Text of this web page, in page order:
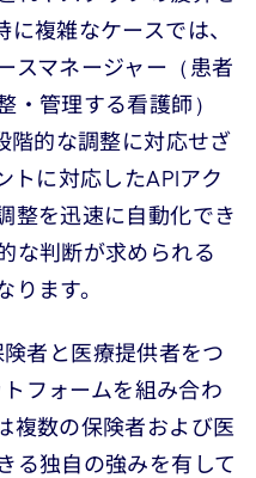
複雑なケースでは、
スマネージャー（患者
・管理する看護師）
階的な調整に対応せざ
トに対応したAPIアク
整を迅速に自動化でき
な判断が求められる
ります。
者と医療提供者をつ
フォームを組み合わ
複数の保険者および医
る独自の強みを有して